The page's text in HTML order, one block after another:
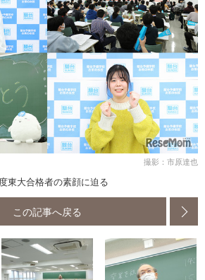
撮影：市原達也
東大合格者の素顔に迫る
この記事へ戻る